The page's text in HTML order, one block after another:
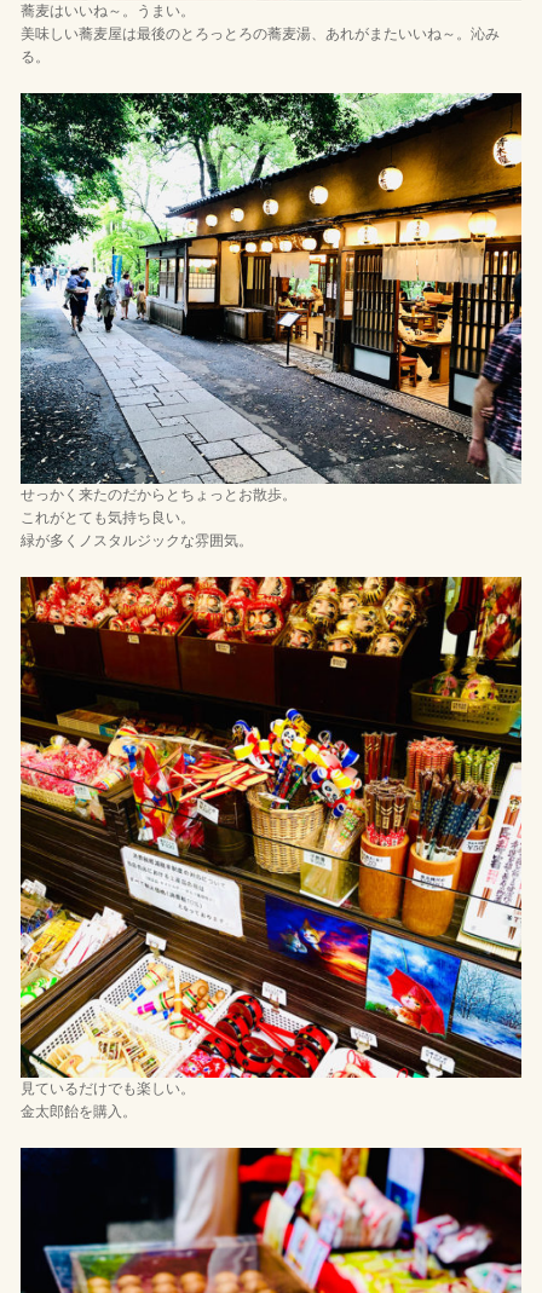
蕎麦はいいね～。うまい。
美味しい蕎麦屋は最後のとろっとろの蕎麦湯、あれがまたいいね～。沁み
る。
せっかく来たのだからとちょっとお散歩。
これがとても気持ち良い。
緑が多くノスタルジックな雰囲気。
見ているだけでも楽しい。
金太郎飴を購入。